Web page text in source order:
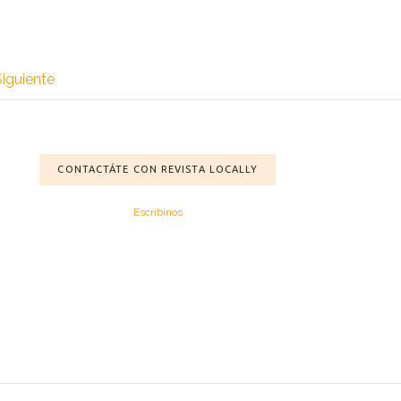
CONTACTÁTE CON REVISTA LOCALLY
Escribinos